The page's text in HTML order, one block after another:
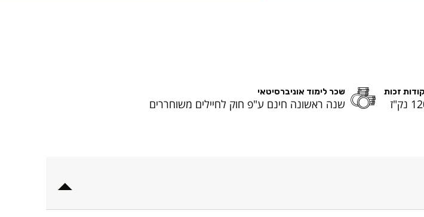
זכות
נק"ז
שכר לימוד אוניברסיטאי
שנה ראשונה חינם ע"פ חוק לחיילים משוחררים